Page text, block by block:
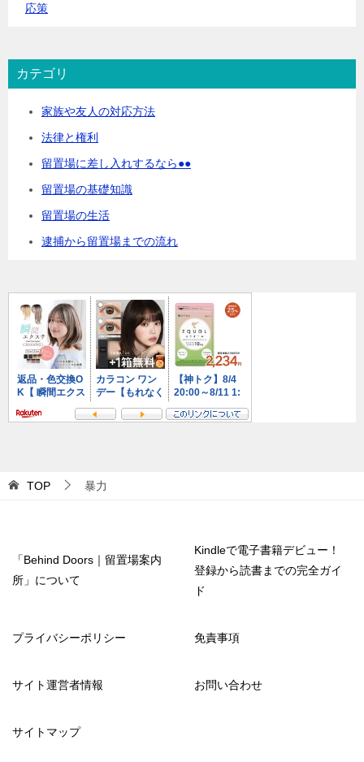
応策
カテゴリ
家族や友人の対応方法
法律と権利
留置場に差し入れするなら●●
留置場の基礎知識
留置場の生活
逮捕から留置場までの流れ
TOP 暴力
「Behind Doors｜留置場案内
所」について
Kindleで電子書籍デビュー！
登録から読書までの完全ガイ
ド
プライバシーポリシー 免責事項
サイト運営者情報 お問い合わせ
サイトマップ